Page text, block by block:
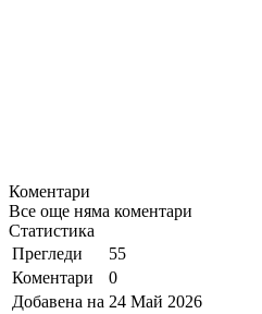
Коментари
Все още няма коментари
Статистика
Прегледи
55
Коментари
0
Добавена на 24 Май 2026